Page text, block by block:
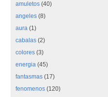
amuletos (40)
angeles (8)
aura (1)
cabalas (2)
colores (3)
energia (45)
fantasmas (17)
fenomenos (120)